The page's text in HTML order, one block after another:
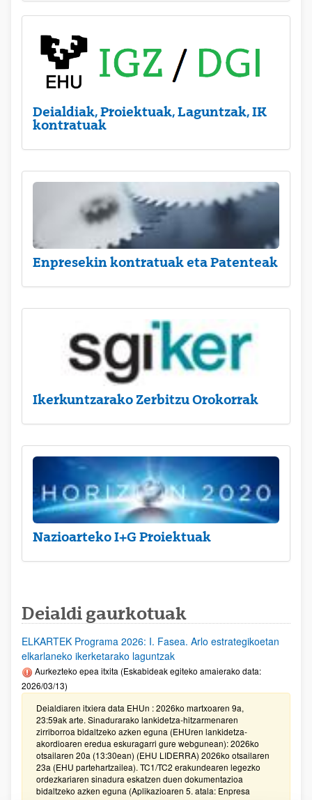
Deialdiak, Proiektuak, Laguntzak, IK
kontratuak
Enpresekin kontratuak eta Patenteak
Ikerkuntzarako Zerbitzu Orokorrak
Nazioarteko I+G Proiektuak
Deialdi gaurkotuak
ELKARTEK Programa 2026: I. Fasea. Arlo estrategikoetan
elkarlaneko ikerketarako laguntzak
Aurkezteko epea itxita (Eskabideak egiteko amaierako data:
2026/03/13)
Deialdiaren itxiera data EHUn : 2026ko martxoaren 9a,
23:59ak arte. Sinadurarako lankidetza-hitzarmenaren
zirriborroa bidaltzeko azken eguna (EHUren lankidetza-
akordioaren eredua eskuragarri gure webgunean): 2026ko
otsailaren 20a (13:30ean) (EHU LIDERRA) 2026ko otsailaren
23a (EHU partehartzailea). TC1/TC2 erakundearen legezko
ordezkariaren sinadura eskatzen duen dokumentazioa
bidaltzeko azken eguna (Aplikazioaren 5. atala: Enpresa